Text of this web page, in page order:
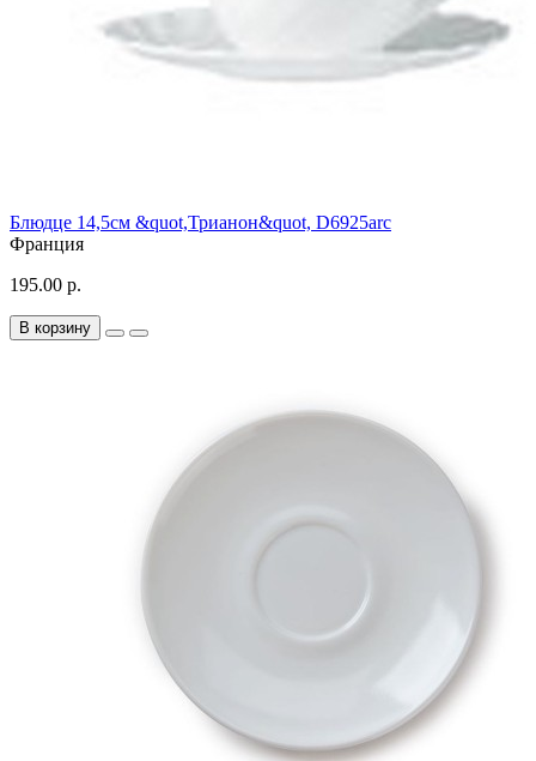
Блюдце 14,5см &quot,Трианон&quot, D6925arc
Франция
195.00 р.
В корзину